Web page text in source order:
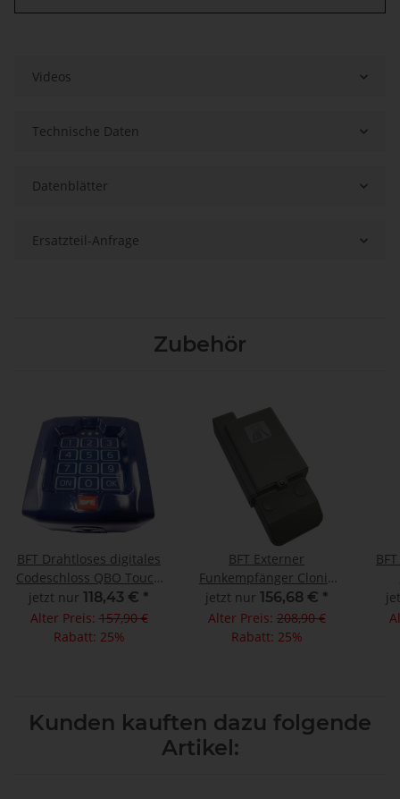
Videos
Technische Daten
Datenblätter
Ersatzteil-Anfrage
Zubehör
BFT Drahtloses digitales
Codeschloss QBO Touch
10 Kanal 433 MHz
jetzt nur 118,43 € *
Alter Preis:157,90 €
Rabatt: 25%
BFT Externer
Funkempfänger Clonix
2E 2 Kanal 433 MHz
jetzt nur 156,68 € *
Alter Preis:208,90 €
Rabatt: 25%
Kunden kauften dazu folgende
Artikel: